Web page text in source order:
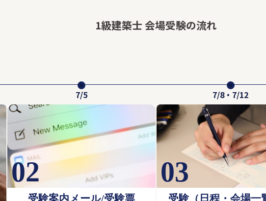
1級建築士 会場受験の流れ
7/5
02
受験案内メール/受験票
7/8・7/12
03
受験（日程・会場一